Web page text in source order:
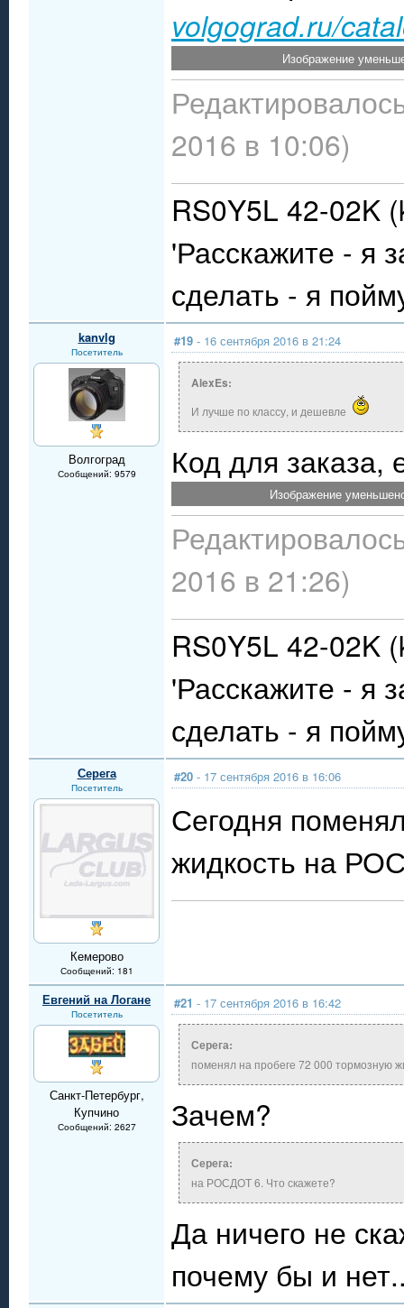
volgograd.ru/
Изображение
2016 в 10:06)
RS0Y5L 42-02K
'Расскажите - я
сделать - я
kanvlg
Посетитель
Волгоград
Сообщений: 9579
#19 - 16 сентября 2016 в 21:24
AlexEs:
И лучше по классу, и дешевле
Код для заказа,
Изображение
2016 в 21:26)
RS0Y5L 42-02K
'Расскажите - я
сделать - я
Серега
Посетитель
Кемерово
Сообщений: 181
#20 - 17 сентября 2016 в 16:06
Сегодня
жидкость на
Евгений на Логане
Посетитель
Санкт-Петербург,
Купчино
Сообщений: 2627
#21 - 17 сентября 2016 в 16:42
Серега:
поменял на пробеге 72 000 тормозную
Зачем?
Серега:
на РОСДОТ 6. Что скажете?
Да ничего не
почему бы и